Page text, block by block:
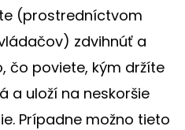
(prostredníctvom
zdvihnúť a
čo poviete, kým držíte
a uloží na neskoršie
Prípadne možno tieto